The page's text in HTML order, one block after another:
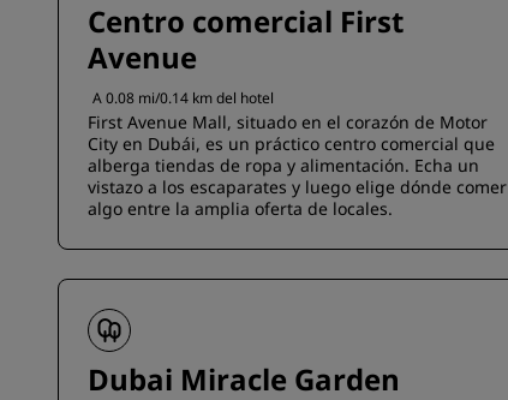
Centro comercial First
Avenue
A 0.08 mi/0.14 km del hotel
First Avenue Mall, situado en el corazón de Motor
City en Dubái, es un práctico centro comercial que
alberga tiendas de ropa y alimentación. Echa un
vistazo a los escaparates y luego elige dónde comer
algo entre la amplia oferta de locales.
Dubai Miracle Garden